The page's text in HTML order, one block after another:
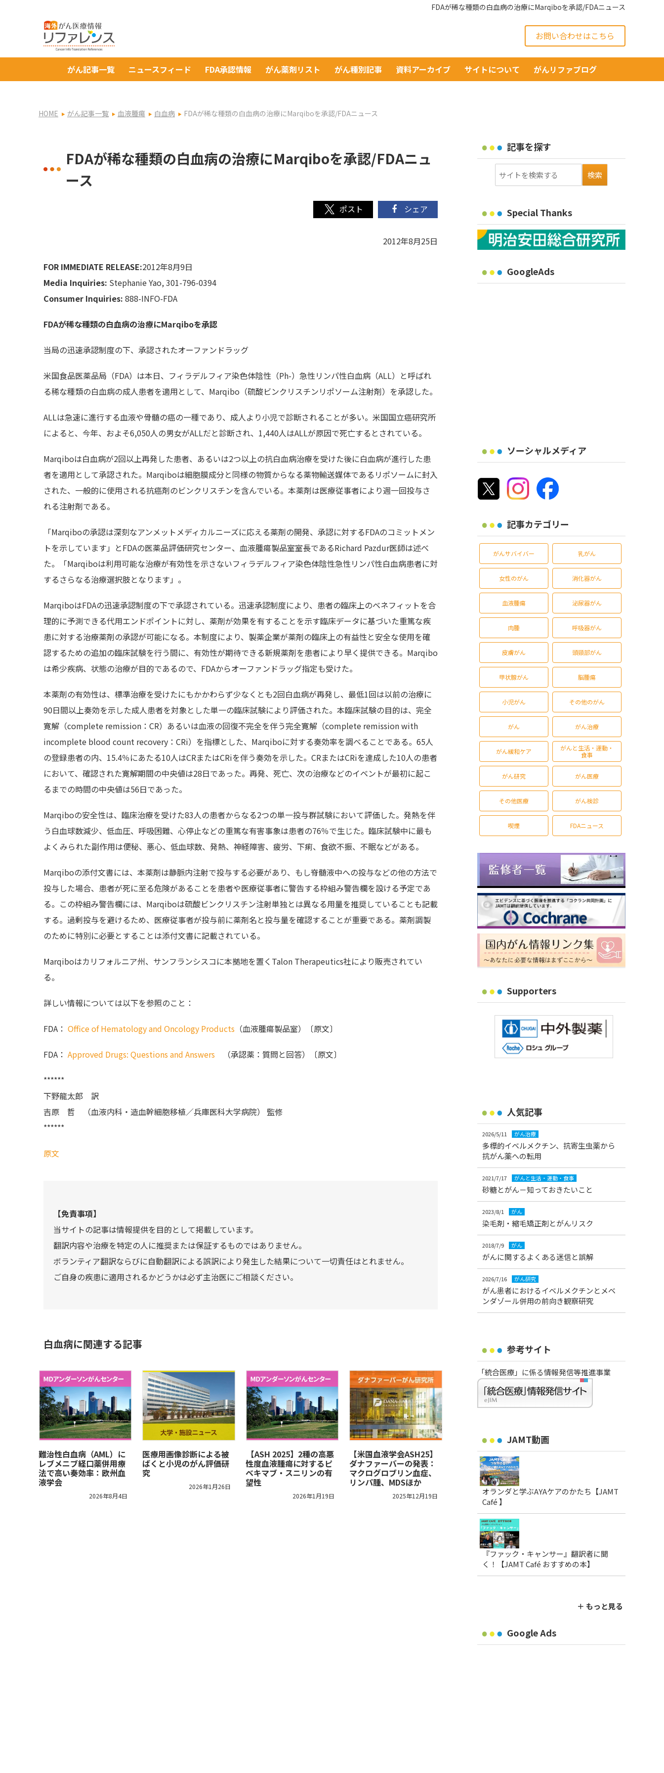
FDAが稀な種類の白血病の治療にMarqiboを承認/FDAニュース
お問い合わせはこちら
がん記事一覧 ニュースフィード FDA承認情報 がん薬剤リスト がん種別記事 資料アーカイブ サイトについて がんリファブログ
HOME がん記事一覧 血液腫瘍 白血病 FDAが稀な種類の白血病の治療にMarqiboを承認/FDAニュース
FDAが稀な種類の白血病の治療にMarqiboを承認/FDAニュ
ース
シェア
2012年8月25日
FOR IMMEDIATE RELEASE:2012年8月9日
Media Inquiries: Stephanie Yao, 301-796-0394
Consumer Inquiries: 888-INFO-FDA
FDAが稀な種類の白血病の治療にMarqiboを承認
当局の迅速承認制度の下、承認されたオーファンドラッグ
米国食品医薬品局（FDA）は本日、フィラデルフィア染色体陰性（Ph-）急性リンパ性白血病（ALL）と呼ばれ
る稀な種類の白血病の成人患者を適用として、Marqibo（硫酸ビンクリスチンリポソーム注射剤）を承認した。
ALLは急速に進行する血液や骨髄の癌の一種であり、成人より小児で診断されることが多い。米国国立癌研究所
によると、今年、およそ6,050人の男女がALLだと診断され、1,440人はALLが原因で死亡するとされている。
Marqiboは白血病が2回以上再発した患者、あるいは2つ以上の抗白血病治療を受けた後に白血病が進行した患
者を適用として承認された。Marqiboは細胞膜成分と同様の物質からなる薬物輸送媒体であるリポソームに封入
された、一般的に使用される抗癌剤のビンクリスチンを含んでいる。本薬剤は医療従事者により週一回投与さ
れる注射剤である。
「Marqiboの承認は深刻なアンメットメディカルニーズに応える薬剤の開発、承認に対するFDAのコミットメン
トを示しています」とFDAの医薬品評価研究センター、血液腫瘍製品室室長であるRichard Pazdur医師は述べ
た。「Marqiboは利用可能な治療が有効性を示さないフィラデルフィア染色体陰性急性リンパ性白血病患者に対
するさらなる治療選択肢となります」。
MarqiboはFDAの迅速承認制度の下で承認されている。迅速承認制度により、患者の臨床上のベネフィットを合
理的に予測できる代用エンドポイントに対し、薬剤が効果を有することを示す臨床データに基づいた重篤な疾
患に対する治療薬剤の承認が可能になる。本制度により、製薬企業が薬剤の臨床上の有益性と安全な使用を確
認するための追加の臨床試験を行う間に、有効性が期待できる新規薬剤を患者により早く提供できる。Marqibo
は希少疾病、状態の治療が目的であるので、FDAからオーファンドラッグ指定も受けた。
本薬剤の有効性は、標準治療を受けたにもかかわらず少なくとも2回白血病が再発し、最低1回は以前の治療に
90日間以上奏効を示した成人患者を対象とした単一の臨床試験により評価された。本臨床試験の目的は、完全
寛解（complete remission：CR）あるいは血液の回復不完全を伴う完全寛解（complete remission with
incomplete blood count recovery：CRi）を指標とした、Marqiboに対する奏効率を調べることである。65人
の登録患者の内、15.4％にあたる10人はCRまたはCRiを伴う奏効を示した。CRまたはCRiを達成した10人の患者
において、確認された寛解期間の中央値は28日であった。再発、死亡、次の治療などのイベントが最初に起こ
るまでの時間の中央値は56日であった。
Marqiboの安全性は、臨床治療を受けた83人の患者からなる2つの単一投与群試験において評価した。発熱を伴
う白血球数減少、低血圧、呼吸困難、心停止などの重篤な有害事象は患者の76％で生じた。臨床試験中に最も
よくみられた副作用は便秘、悪心、低血球数、発熱、神経障害、疲労、下痢、食欲不振、不眠などがある。
Marqiboの添付文書には、本薬剤は静脈内注射で投与する必要があり、もし脊髄液中への投与などの他の方法で
投与した場合、患者が死に至る危険があることを患者や医療従事者に警告する枠組み警告欄を設ける予定であ
る。この枠組み警告欄には、Marqiboは硫酸ビンクリスチン注射単独とは異なる用量を推奨していることも記載
する。過剰投与を避けるため、医療従事者が投与前に薬剤名と投与量を確認することが重要である。薬剤調製
のために特別に必要とすることは添付文書に記載されている。
Marqiboはカリフォルニア州、サンフランシスコに本拠地を置くTalon Therapeutics社により販売されてい
る。
詳しい情報については以下を参照のこと：
FDA： Office of Hematology and Oncology Products （血液腫瘍製品室）〔原文〕
FDA： Approved Drugs: Questions and Answers （承認薬：質問と回答）〔原文〕
******
下野龍太郎 訳
吉原 哲 （血液内科・造血幹細胞移植／兵庫医科大学病院） 監修
******
原文
【免責事項】
当サイトの記事は情報提供を目的として掲載しています。
翻訳内容や治療を特定の人に推奨または保証するものではありません。
ボランティア翻訳ならびに自動翻訳による誤訳により発生した結果について一切責任はとれません。
ご自身の疾患に適用されるかどうかは必ず主治医にご相談ください。
白血病に関連する記事
難治性白血病（AML）に
レブメニブ経口薬併用療
法で高い奏効率：欧州血
液学会
2026年8月4日
医療用画像診断による被
ばくと小児のがん評価研
究
2026年1月26日
​【ASH 2025】2種の高悪
性度血液腫瘍に対するピ
ベキマブ・スニリンの有
望性
2026年1月19日
【米国血液学会ASH25】
ダナファーバーの発表：
マクログロブリン血症、
リンパ腫、MDSほか
2025年12月19日
記事を探す
Special Thanks
GoogleAds
ソーシャルメディア
記事カテゴリー
がんサバイバー 乳がん
女性のがん 消化器がん
血液腫瘍 泌尿器がん
肉腫 呼吸器がん
皮膚がん 頭頸部がん
甲状腺がん 脳腫瘍
小児がん その他のがん
がん がん治療
がん緩和ケア
がんと生活・運動・
食事
がん研究 がん医療
その他医療 がん検診
喫煙 FDAニュース
Supporters
人気記事
2026/5/11 がん治療
多標的イベルメクチン、抗寄生虫薬から
抗がん薬への転用
2021/7/17 がんと生活・運動・食事
砂糖とがん－知っておきたいこと
2023/8/1 がん
染毛剤・縮毛矯正剤とがんリスク
2018/7/9 がん
がんに関するよくある迷信と誤解
2026/7/16 がん研究
がん患者におけるイベルメクチンとメベ
ンダゾール併用の前向き観察研究
参考サイト
「統合医療」に係る情報発信等推進事業
JAMT動画
オランダと学ぶAYAケアのかたち【JAMT
Café 】
『ファック・キャンサー』翻訳者に聞
く！【JAMT Café おすすめの本】
＋ もっと見る
Google Ads